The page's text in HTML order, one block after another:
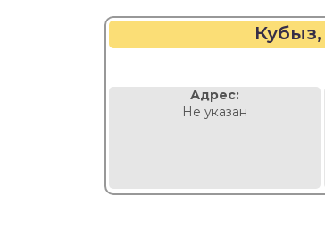
Адрес:
Не указан